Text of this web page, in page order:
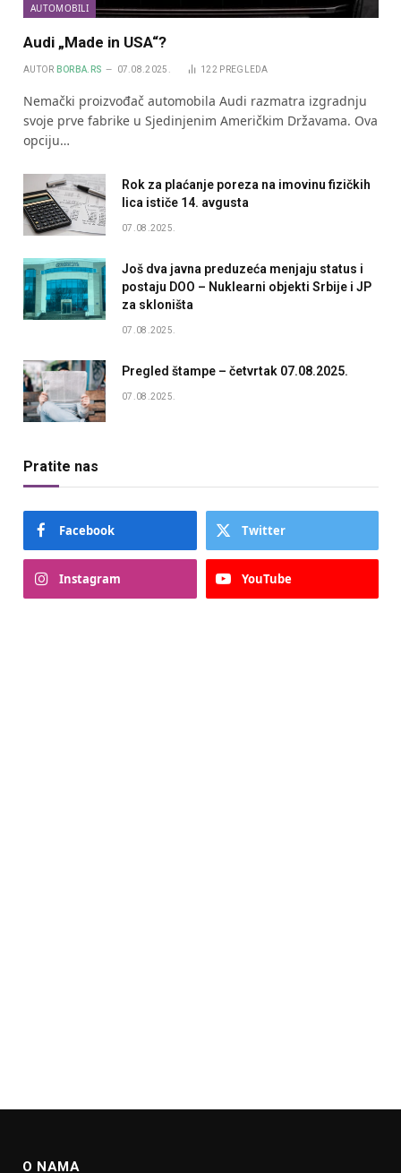
AUTOMOBILI
Audi „Made in USA“?
AUTOR BORBA.RS 07.08.2025. 122 PREGLEDA
Nemački proizvođač automobila Audi razmatra izgradnju
svoje prve fabrike u Sjedinjenim Američkim Državama. Ova
opciju…
Rok za plaćanje poreza na imovinu fizičkih
lica ističe 14. avgusta
07.08.2025.
Još dva javna preduzeća menjaju status i
postaju DOO – Nuklearni objekti Srbije i JP
za skloništa
07.08.2025.
Pregled štampe – četvrtak 07.08.2025.
07.08.2025.
Pratite nas
Facebook Twitter
Instagram YouTube
O NAMA